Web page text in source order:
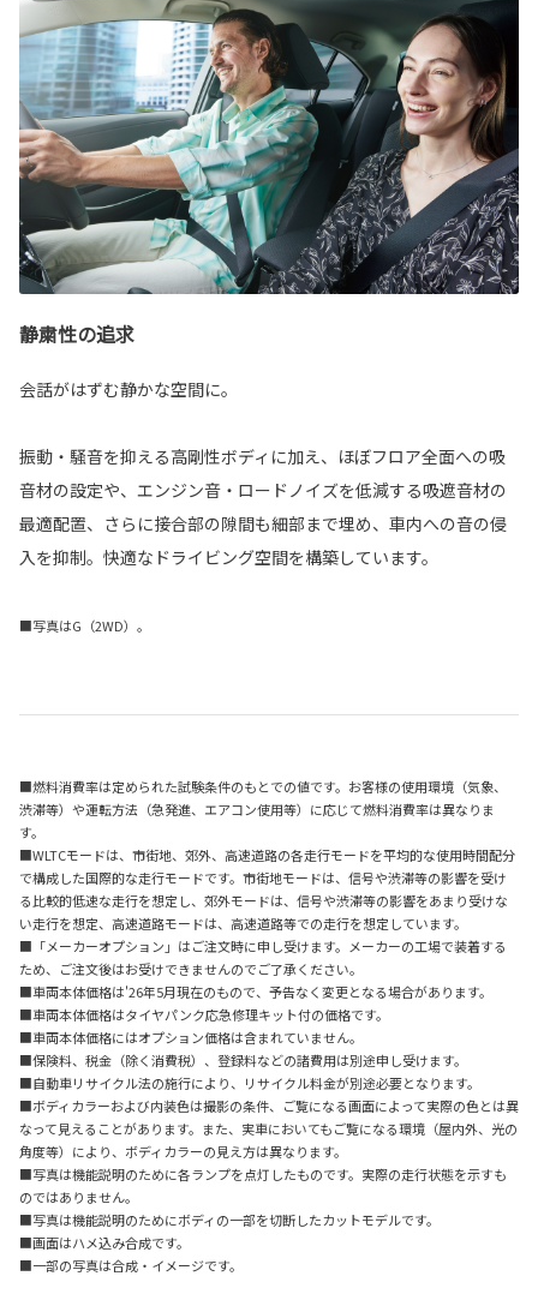
静粛性の追求
会話がはずむ静かな空間に。
振動・騒音を抑える高剛性ボディに加え、ほぼフロア全面への吸
音材の設定や、エンジン音・ロードノイズを低減する吸遮音材の
最適配置、さらに接合部の隙間も細部まで埋め、車内への音の侵
入を抑制。快適なドライビング空間を構築しています。
■写真はG（2WD）。
■燃料消費率は定められた試験条件のもとでの値です。お客様の使用環境（気象、
渋滞等）や運転方法（急発進、エアコン使用等）に応じて燃料消費率は異なりま
す。
■WLTCモードは、市街地、郊外、高速道路の各走行モードを平均的な使用時間配分
で構成した国際的な走行モードです。市街地モードは、信号や渋滞等の影響を受け
る比較的低速な走行を想定し、郊外モードは、信号や渋滞等の影響をあまり受けな
い走行を想定、高速道路モードは、高速道路等での走行を想定しています。
■「メーカーオプション」はご注文時に申し受けます。メーカーの工場で装着する
ため、ご注文後はお受けできませんのでご了承ください。
■車両本体価格は'26年5月現在のもので、予告なく変更となる場合があります。
■車両本体価格はタイヤパンク応急修理キット付の価格です。
■車両本体価格にはオプション価格は含まれていません。
■保険料、税金（除く消費税）、登録料などの諸費用は別途申し受けます。
■自動車リサイクル法の施行により、リサイクル料金が別途必要となります。
■ボディカラーおよび内装色は撮影の条件、ご覧になる画面によって実際の色とは異
なって見えることがあります。また、実車においてもご覧になる環境（屋内外、光の
角度等）により、ボディカラーの見え方は異なります。
■写真は機能説明のために各ランプを点灯したものです。実際の走行状態を示すも
のではありません。
■写真は機能説明のためにボディの一部を切断したカットモデルです。
■画面はハメ込み合成です。
■一部の写真は合成・イメージです。